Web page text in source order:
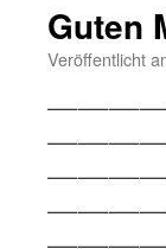
Guten
Veröffentlicht